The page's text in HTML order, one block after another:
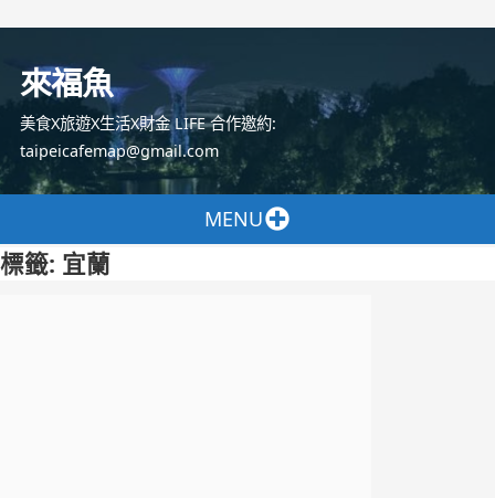
容
來福魚
美食X旅遊X生活X財金 LIFE 合作邀約:
taipeicafemap@gmail.com
MENU
標籤: 宜蘭